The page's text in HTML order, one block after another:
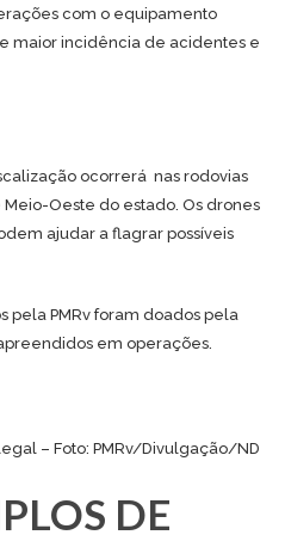
com o equipamento
maior incidência de acidentes e
ocorrerá nas rodovias
Oeste do estado. Os drones
ajudar a flagrar possíveis
pela PMRv foram doados pela
em operações.
– Foto: PMRv/Divulgação/ND
DE